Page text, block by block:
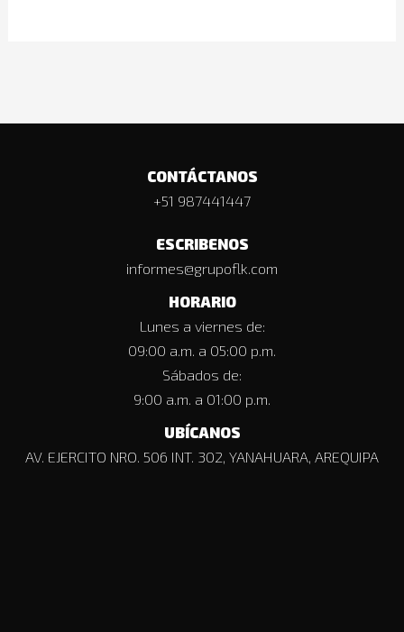
CONTÁCTANOS
+51 987441447
ESCRIBENOS
informes@grupoflk.com
HORARIO
Lunes a viernes de:
09:00 a.m. a 05:00 p.m.
Sábados de:
9:00 a.m. a 01:00 p.m.
UBÍCANOS
AV. EJERCITO NRO. 506 INT. 302, YANAHUARA, AREQUIPA